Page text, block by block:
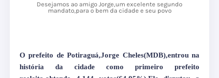
Desejamos ao amigo Jorge,um excelente segundo
mandato,para o bem da cidade e seu povo
O prefeito de Potiraguá,Jorge Cheles(MDB),entrou na
história da cidade como primeiro prefeito